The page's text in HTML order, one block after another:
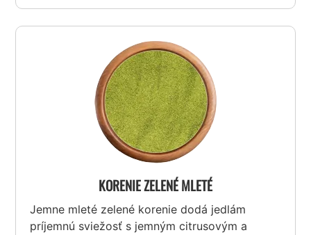
KORENIE ZELENÉ MLETÉ
Jemne mleté zelené korenie dodá jedlám
príjemnú sviežosť s jemným citrusovým a